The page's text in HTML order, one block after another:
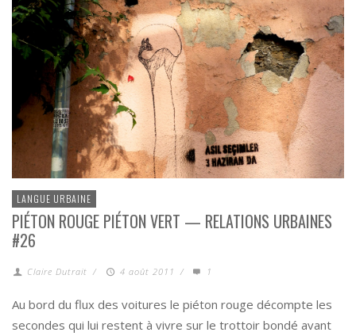
LANGUE URBAINE
PIÉTON ROUGE PIÉTON VERT — RELATIONS URBAINES
#26
Claire Dutrait / 4 août 2011 / 1
Au bord du flux des voitures le piéton rouge décompte les
secondes qui lui restent à vivre sur le trottoir bondé avant